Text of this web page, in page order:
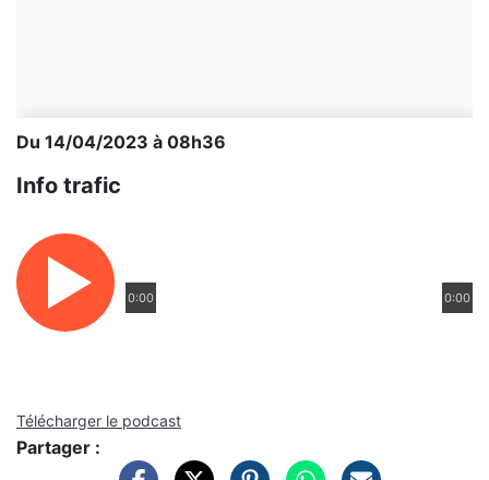
Du 14/04/2023 à 08h36
Info trafic
0:00 0:00
Télécharger le podcast
Partager :